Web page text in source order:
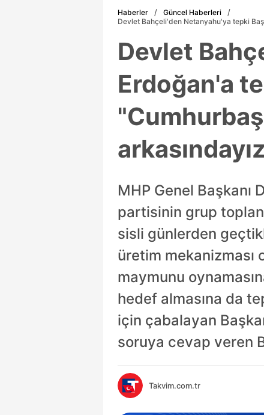
Haberler
Güncel Haberleri
Devlet Bahçeli'den Netanyahu'ya tepki
Devlet
Erdoğan'a
MHP Genel
partisinin grup
sisli günlerden
üretim mekanizması
maymunu
hedef almasına da
için çabalayan
soruya cevap veren
Takvim.com.tr